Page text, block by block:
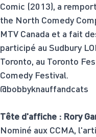
Comic (2013), a
the North Comedy
MTV Canada et a fait
participé au Sudbury
Toronto, au Toronto
Comedy Festival.
@bobbyknauffandcats
Tête d'affiche : Rory
Nominé aux CCMA,